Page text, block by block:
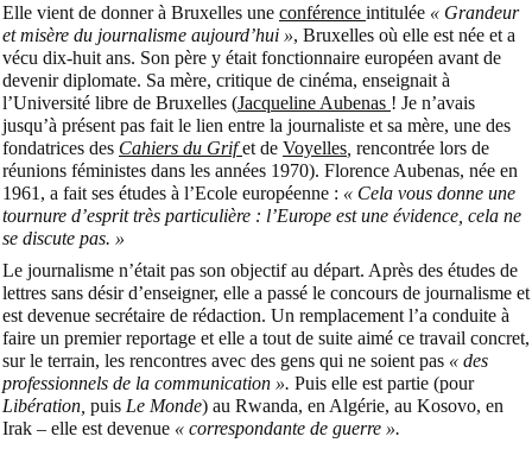
Elle vient de donner à Bruxelles une conférence intitulée « Grandeur
et misère du journalisme aujourd’hui », Bruxelles où elle est née et a
vécu dix-huit ans. Son père y était fonctionnaire européen avant de
devenir diplomate. Sa mère, critique de cinéma, enseignait à
l’Université libre de Bruxelles (Jacqueline Aubenas ! Je n’avais
jusqu’à présent pas fait le lien entre la journaliste et sa mère, une des
fondatrices des Cahiers du Grif et de Voyelles rencontrée lors de
réunions féministes dans les années 1970). Florence Aubenas, née en
1961, a fait ses études à l’Ecole européenne : « Cela vous donne une
tournure d’esprit très particulière : l’Europe est une évidence, cela ne
se discute pas. »
Le journalisme n’était pas son objectif au départ. Après des études de
lettres sans désir d’enseigner, elle a passé le concours de journalisme et
est devenue secrétaire de rédaction. Un remplacement l’a conduite à
faire un premier reportage et elle a tout de suite aimé ce travail concret,
sur le terrain, les rencontres avec des gens qui ne soient pas « des
professionnels de la communication ». Puis elle est partie (pour
Libération, puis Le Monde) au Rwanda, en Algérie, au Kosovo, en
Irak – elle est devenue « correspondante de guerre ».